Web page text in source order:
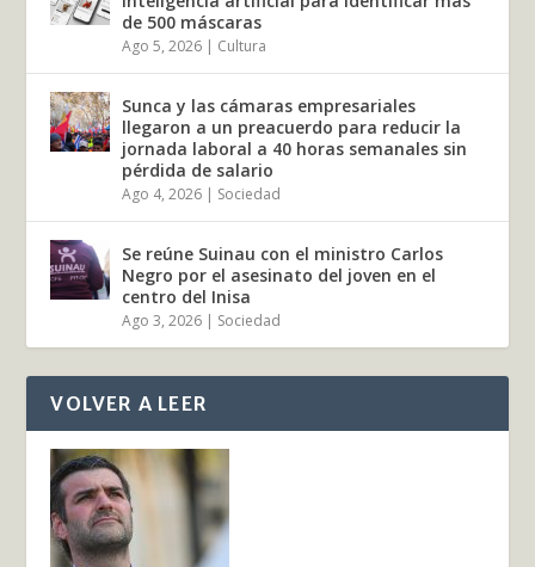
de 500 máscaras
Ago 5, 2026 | Cultura
Sunca y las cámaras empresariales
llegaron a un preacuerdo para reducir la
jornada laboral a 40 horas semanales sin
pérdida de salario
Ago 4, 2026 | Sociedad
Se reúne Suinau con el ministro Carlos
Negro por el asesinato del joven en el
centro del Inisa
Ago 3, 2026 | Sociedad
VOLVER A LEER